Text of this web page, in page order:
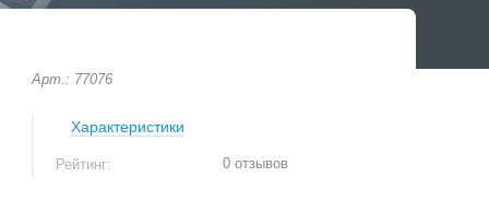
Арт.: 77076
Характеристики
Рейтинг: 0 отзывов